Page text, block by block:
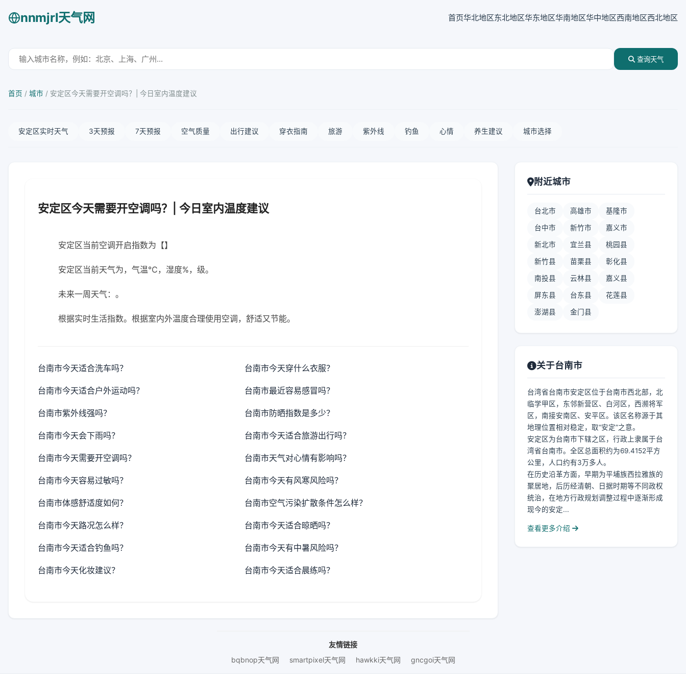
nnmjrl天气网 首页华北地区东北地区华东地区华南地区华中地区西南地区西北地区
查询天气
首页 / 城市 / 安定区今天需要开空调吗？| 今日室内温度建议
安定区实时天气 3天预报 7天预报 空气质量 出行建议 穿衣指南 旅游 紫外线 钓鱼 心情 养生建议 城市选择
安定区今天需要开空调吗？| 今日室内温度建议
安定区当前空调开启指数为【】
安定区当前天气为，气温℃，湿度%，级。
未来一周天气：。
根据实时生活指数。根据室内外温度合理使用空调，舒适又节能。
台南市今天适合洗车吗？ 台南市今天穿什么衣服？
台南市今天适合户外运动吗？ 台南市最近容易感冒吗？
台南市紫外线强吗？ 台南市防晒指数是多少？
台南市今天会下雨吗？ 台南市今天适合旅游出行吗？
台南市今天需要开空调吗？ 台南市天气对心情有影响吗？
台南市今天容易过敏吗？ 台南市今天有风寒风险吗？
台南市体感舒适度如何？ 台南市空气污染扩散条件怎么样？
台南市今天路况怎么样？ 台南市今天适合晾晒吗？
台南市今天适合钓鱼吗？ 台南市今天有中暑风险吗？
台南市今天化妆建议？ 台南市今天适合晨练吗？
附近城市
台北市 高雄市 基隆市
台中市 新竹市 嘉义市
新北市 宜兰县 桃园县
新竹县 苗栗县 彰化县
南投县 云林县 嘉义县
屏东县 台东县 花莲县
澎湖县 金门县
关于台南市
台湾省台南市安定区位于台南市西北部，北
临学甲区，东邻新营区、白河区，西濒将军
区，南接安南区、安平区。该区名称源于其
地理位置相对稳定，取“安定”之意。
安定区为台南市下辖之区，行政上隶属于台
湾省台南市。全区总面积约为69.4152平方
公里，人口约有3万多人。
在历史沿革方面，早期为平埔族西拉雅族的
聚居地，后历经清朝、日据时期等不同政权
统治，在地方行政规划调整过程中逐渐形成
现今的安定...
查看更多介绍
友情链接
bqbnop天气网
smartpixel天气网 hawkki天气网 gncgoi天气网